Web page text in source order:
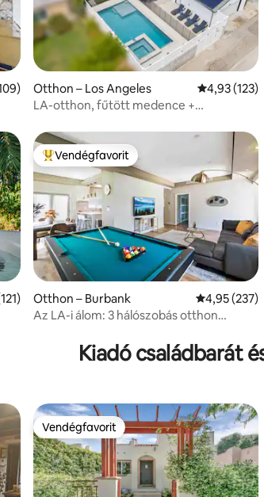
értékelés: 5/5, 109 vélemény
Otthon – Los Angeles Átlagos
4,93 (123)
LA-otthon, fűtött medence +
5/4,85, 121 vélemény
Kiemelt vendégfavorit
Vendégfavorit
Otthon – Burbank Átlagos
4,95 (237)
Az LA-i álom: 3 hálószobás otthon
Kiadó családbarát
Vendégfavorit
Vendégfavorit